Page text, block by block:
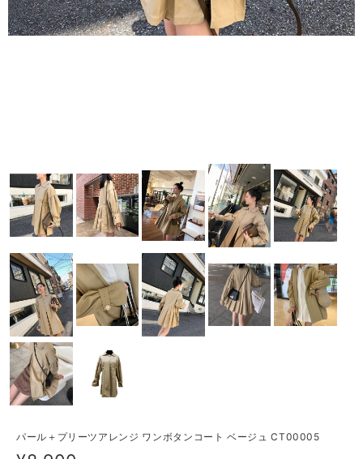
パール＋プリーツアレンジ ワンボタンコート ベージュ CT00005